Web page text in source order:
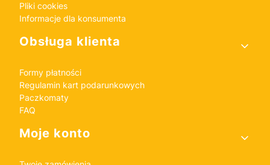
Pliki cookies
Informacje dla konsumenta
Obsługa klienta
Formy płatności
Regulamin kart podarunkowych
Paczkomaty
FAQ
Moje konto